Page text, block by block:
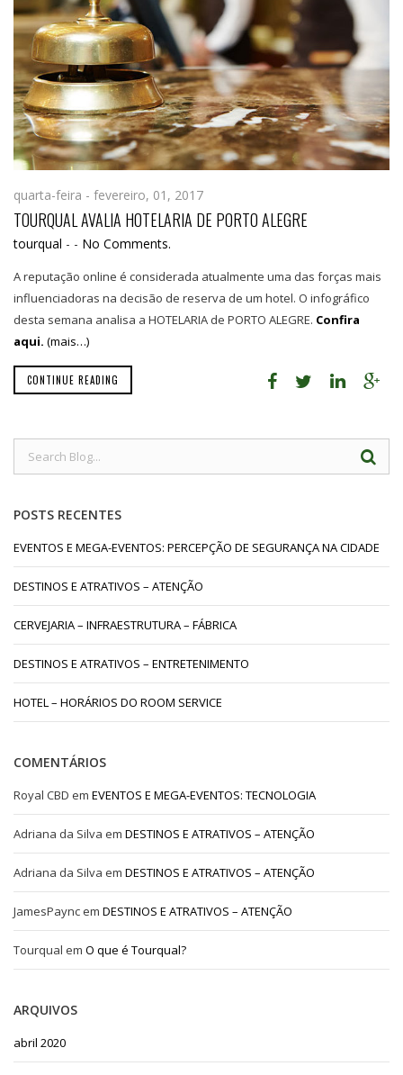
quarta-feira - fevereiro, 01, 2017
TOURQUAL AVALIA HOTELARIA DE PORTO ALEGRE
tourqual - - No Comments.
A reputação online é considerada atualmente uma das forças mais
influenciadoras na decisão de reserva de um hotel. O infográfico
desta semana analisa a HOTELARIA de PORTO ALEGRE. Confira
aqui. (mais…)
CONTINUE READING
POSTS RECENTES
EVENTOS E MEGA-EVENTOS: PERCEPÇÃO DE SEGURANÇA NA CIDADE
DESTINOS E ATRATIVOS – ATENÇÃO
CERVEJARIA – INFRAESTRUTURA – FÁBRICA
DESTINOS E ATRATIVOS – ENTRETENIMENTO
HOTEL – HORÁRIOS DO ROOM SERVICE
COMENTÁRIOS
Royal CBD em EVENTOS E MEGA-EVENTOS: TECNOLOGIA
Adriana da Silva em DESTINOS E ATRATIVOS – ATENÇÃO
Adriana da Silva em DESTINOS E ATRATIVOS – ATENÇÃO
JamesPaync em DESTINOS E ATRATIVOS – ATENÇÃO
Tourqual em O que é Tourqual?
ARQUIVOS
abril 2020